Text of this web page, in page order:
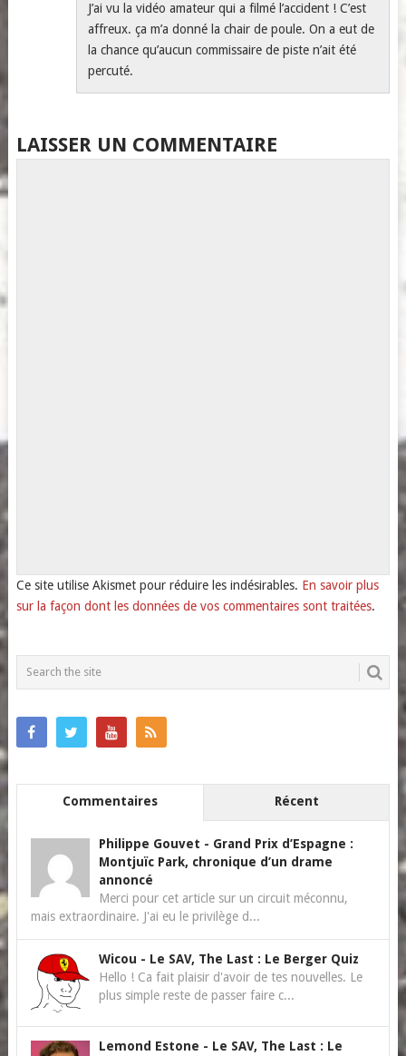
J’ai vu la vidéo amateur qui a filmé l’accident ! C’est
affreux. ça m’a donné la chair de poule. On a eut de
la chance qu’aucun commissaire de piste n’ait été
percuté.
LAISSER UN COMMENTAIRE
Ce site utilise Akismet pour réduire les indésirables. En savoir plus
sur la façon dont les données de vos commentaires sont traitées.
Commentaires Récent
Philippe Gouvet - Grand Prix d’Espagne :
Montjuïc Park, chronique d’un drame
annoncé
Merci pour cet article sur un circuit méconnu,
mais extraordinaire. J'ai eu le privilège d...
Wicou - Le SAV, The Last : Le Berger Quiz
Hello ! Ca fait plaisir d'avoir de tes nouvelles. Le
plus simple reste de passer faire c...
Lemond Estone - Le SAV, The Last : Le